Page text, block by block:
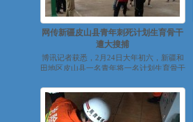
网传新疆皮山县青年刺死计划生育骨干
遭大搜捕
博讯记者获悉，2月24日大年初六，新疆和
田地区皮山县一名青年将一名计划生育骨干
搜捕...